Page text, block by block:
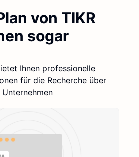
von TIKR
sogar
Ihnen professionelle
für die Recherche über